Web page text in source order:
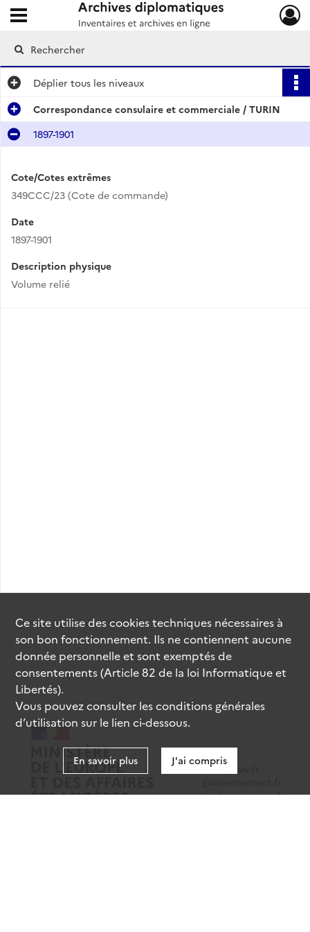
Archives diplomatiques
Ouvrir le menu déroulant
Déplier tous les niveaux
Correspondance consulaire et commerciale / TURIN
1897-1901
Cote/Cotes extrêmes
349CCC/23 (Cote de commande)
Date
1897-1901
Description physique
Volume relié
data.gouv.fr
legifrance.gouv.fr
Ce site utilise descookiestechniques nécessaires à
son bon fonctionnement. Ils ne contiennent aucune
donnée personnelle et sont exemptés de
consentements (Article 82 de la loi Informatique et
Libertés).
Vous pouvez consulter les conditions générales
d’utilisation sur le lien ci-dessous.
En savoir plus J'ai compris